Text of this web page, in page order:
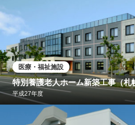
医療・福祉施設
特別養護老人ホーム新築工事（札
平成27年度